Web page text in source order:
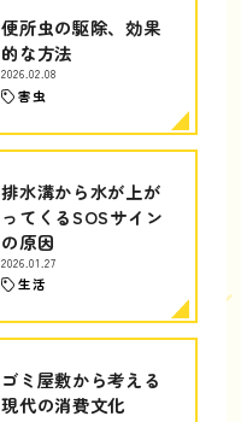
便所虫の駆除、効果
的な方法
2026.02.08
害虫
排水溝から水が上が
ってくるSOSサイン
の原因
2026.01.27
生活
ゴミ屋敷から考える
現代の消費文化